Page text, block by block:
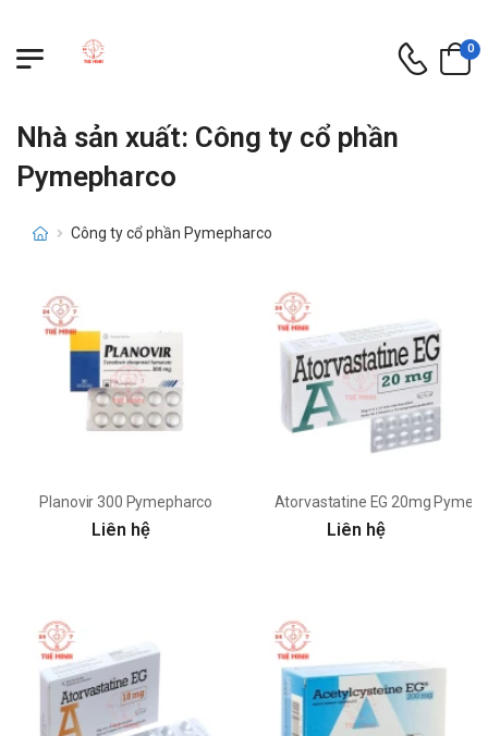
0
Nhà sản xuất: Công ty cổ phần
Pymepharco
Công ty cổ phần Pymepharco
Planovir 300 Pymepharco
Liên hệ
Atorvastatine EG 20mg
Liên hệ